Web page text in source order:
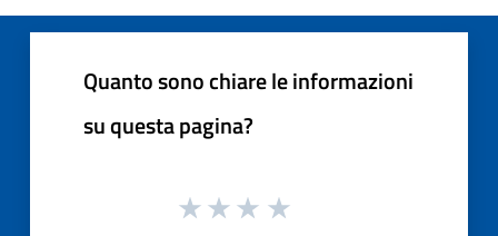
Quanto sono chiare le informazioni
su questa pagina?